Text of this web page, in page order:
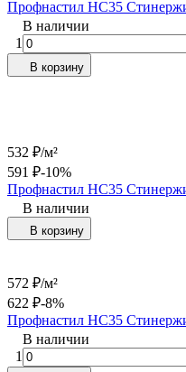
Профнастил НС35
В наличии
1
В корзину
532 ₽/м²
591 ₽-10%
Профнастил НС35
В наличии
В корзину
572 ₽/м²
622 ₽-8%
Профнастил НС35
В наличии
1